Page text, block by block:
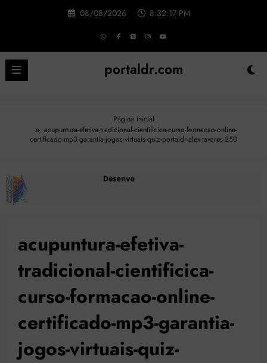
08/08/2026 8:32:18 PM
portaldr.com
Página inicial
acupuntura-efetiva-tradicional-cientificica-curso-formacao-online-
certificado-mp3-garantia-jogos-virtuais-quiz-portaldr-alex-tavares-250
acupuntura-efetiva-
tradicional-cientificica-
curso-formacao-online-
certificado-mp3-garantia-
jogos-virtuais-quiz-